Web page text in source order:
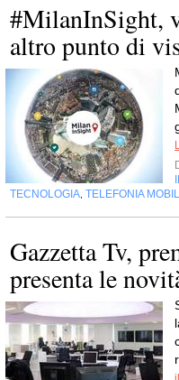
#MilanInSight,
altro punto di
TECNOLOGIA, TELEFONIA
Gazzetta Tv,
presenta le